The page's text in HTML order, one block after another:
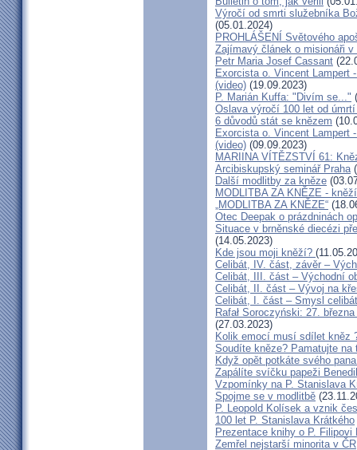
Výročí od smrti služebníka
(05.01.2024)
PROHLÁŠENÍ Světového
Zajímavý článek o misionáři v
Petr Maria Josef Cassant
Exorcista o. Vincent Lampert
(video) (19.09.2023)
P. Marián Kuffa: "Divím se..."
Oslava výročí 100 let od
6 důvodů stát se knězem
Exorcista o. Vincent Lampert
(video) (09.09.2023)
MARIINA VÍTĚZSTVÍ 61:
Arcibiskupský seminář Praha
Další modlitby za kněze
MODLITBA ZA KNĚZE -
„MODLITBA ZA KNĚZE“
Otec Deepak o prázdninách
Situace v brněnské diecézi
(14.05.2023)
Kde jsou moji kněží?
Celibát, IV. část, závěr –
Celibát, III. část – Východní
Celibát, II. část – Vývoj na
Celibát, I. část – Smysl
Rafał Soroczyński: 27.
(27.03.2023)
Kolik emocí musí sdílet kněz
Soudíte kněze? Pamatujte
Když opět potkáte svého
Zapálíte svíčku papeži
Vzpomínky na P. Stanislava
Spojme se v modlitbě
P. Leopold Kolísek a vznik
100 let P. Stanislava Krátkého
Prezentace knihy o P. Filipovi
Zemřel nejstarší minorita v ČR